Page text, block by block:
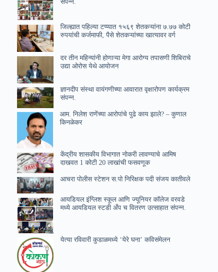
संपन्न.
जिल्ह्यात पहिल्या टप्प्यात १५६९ शेतकऱ्यांना ७.७७ कोटी
रुपयांची कर्जमाफी, पैसे शेतकऱ्यांच्या खात्यावर वर्ग
दर तीन महिन्यांनी होणाऱ्या मेगा आरोग्य तपासणी शिबिराचे
उद्या ओरोस येथे आयोजन
ज्ञानदीप संस्था वायंगणीच्या आवारात वृक्षारोपण कार्यक्रम
संपन्न.
आम. निलेश राणेंच्या आरोपांचे पुढे काय झाले? – कुणाल
किनळेकर
केंद्रीय शासकीय विभागात नोकरी लावण्याचे आमिष
दाखवत 1 कोटी 20 लाखांची फसवणूक
आचरा पोलीस स्टेशन स.पो निरिक्षक पदी संजय कातीवले
आयडियल इंग्लिश स्कूल आणि ज्यूनियर कॉलेज वरवडे
मध्ये आयडियल स्टडी अँप च वितरण उत्साहात संपन्न.
येत्या रविवारी कुडाळमध्ये ‘येरे घना’ कविसंमेलन